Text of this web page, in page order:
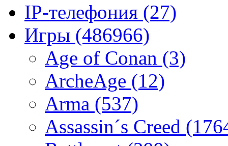
IP-телефония (27)
Игры (486966)
Age of Conan (3)
ArcheAge (12)
Arma (537)
Assassin´s Creed